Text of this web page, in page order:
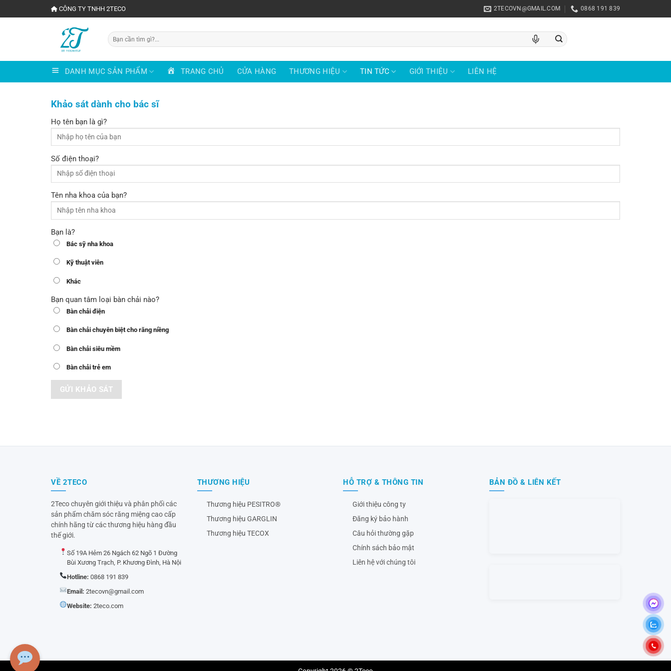
đến
CÔNG TY TNHH 2TECO 2TECOVN@GMAIL.COM 0868 191 839
Tìm
kiếm:
DANH MỤC SẢN PHẨM TRANG CHỦ CỬA HÀNG THƯƠNG HIỆU TIN TỨC GIỚI THIỆU LIÊN HỆ
Khảo sát dành cho bác sĩ
Họ tên bạn là gì?
Số điện thoại?
Tên nha khoa của bạn?
Bạn là?
Bác sỹ nha khoa
Kỹ thuật viên
Khác
Bạn quan tâm loại bàn chải nào?
Bàn chải điện
Bàn chải chuyên biệt cho răng niềng
Bàn chải siêu mềm
Bàn chải trẻ em
GỬI KHẢO SÁT
VỀ 2TECO
2Teco chuyên giới thiệu và phân phối các
sản phẩm chăm sóc răng miệng cao cấp
chính hãng từ các thương hiệu hàng đầu
thế giới.
Số 19A Hẻm 26 Ngách 62 Ngõ 1 Đường
Bùi Xương Trạch, P. Khương Đình, Hà Nội
Hotline: 0868 191 839
Email: 2tecovn@gmail.com
Website: 2teco.com
THƯƠNG HIỆU
Thương hiệu PESITRO®
Thương hiệu GARGLIN
Thương hiệu TECOX
HỖ TRỢ & THÔNG TIN
Giới thiệu công ty
Đăng ký bảo hành
Câu hỏi thường gặp
Chính sách bảo mật
Liên hệ với chúng tôi
BẢN ĐỒ & LIÊN KẾT